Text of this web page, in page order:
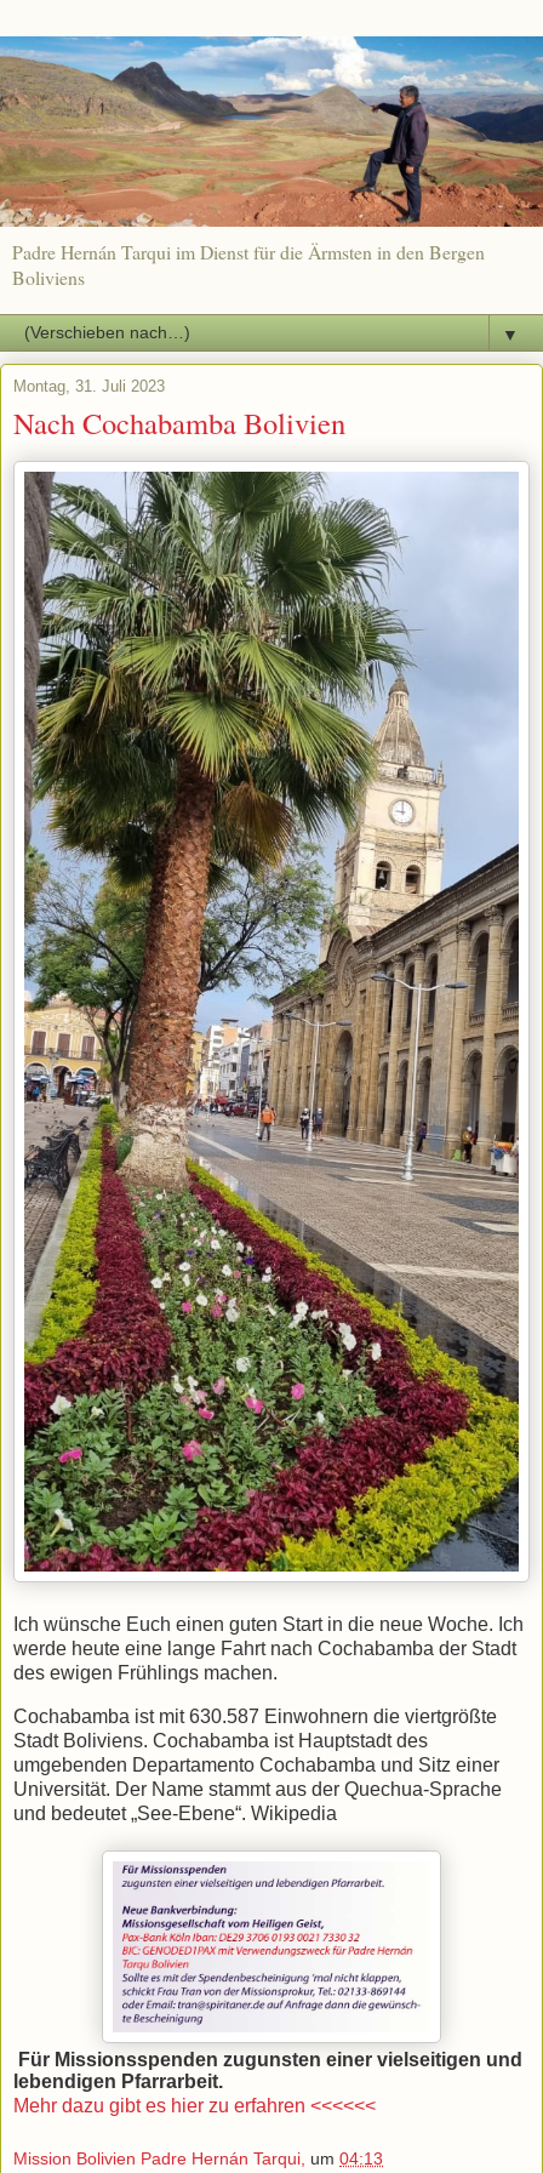
Padre Hernán Tarqui im Dienst für die Ärmsten in den Bergen
Boliviens
▼
Montag, 31. Juli 2023
Nach Cochabamba Bolivien
Ich wünsche Euch einen guten Start in die neue Woche. Ich
werde heute eine lange Fahrt nach Cochabamba der Stadt
des ewigen Frühlings machen.
Cochabamba ist mit 630.587 Einwohnern die viertgrößte
Stadt Boliviens. Cochabamba ist Hauptstadt des
umgebenden Departamento Cochabamba und Sitz einer
Universität. Der Name stammt aus der Quechua-Sprache
und bedeutet „See-Ebene“. Wikipedia
Für Missionsspenden zugunsten einer vielseitigen und
lebendigen Pfarrarbeit.
Mehr dazu gibt es hier zu erfahren <<<<<<
Mission Bolivien Padre Hernán Tarqui, um 04:13